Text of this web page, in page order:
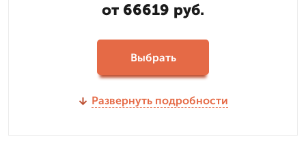
от 66619 руб.
Выбрать
Развернуть подробности